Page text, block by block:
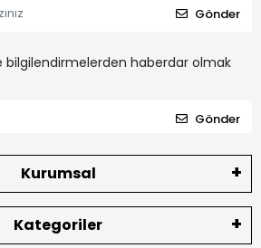
Gönder
bilgilendirmelerden haberdar olmak
Gönder
Kurumsal
Kategoriler